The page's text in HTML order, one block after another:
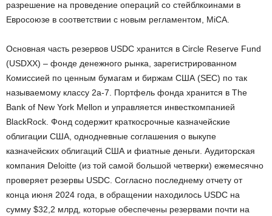
разрешение на проведение операций со стейблкоинами в
Евросоюзе в соответствии с новым регламентом, MiCA.
Основная часть резервов USDC хранится в Circle Reserve Fund
(USDXX) – фонде денежного рынка, зарегистрированном
Комиссией по ценным бумагам и биржам США (SEC) по так
называемому классу 2a-7. Портфель фонда хранится в The
Bank of New York Mellon и управляется инвесткомпанией
BlackRock. Фонд содержит краткосрочные казначейские
облигации США, однодневные соглашения о выкупе
казначейских облигаций США и фиатные деньги. Аудиторская
компания Deloitte (из той самой большой четверки) ежемесячно
проверяет резервы USDC. Согласно последнему отчету от
конца июня 2024 года, в обращении находилось USDC на
сумму $32,2 млрд, которые обеспечены резервами почти на